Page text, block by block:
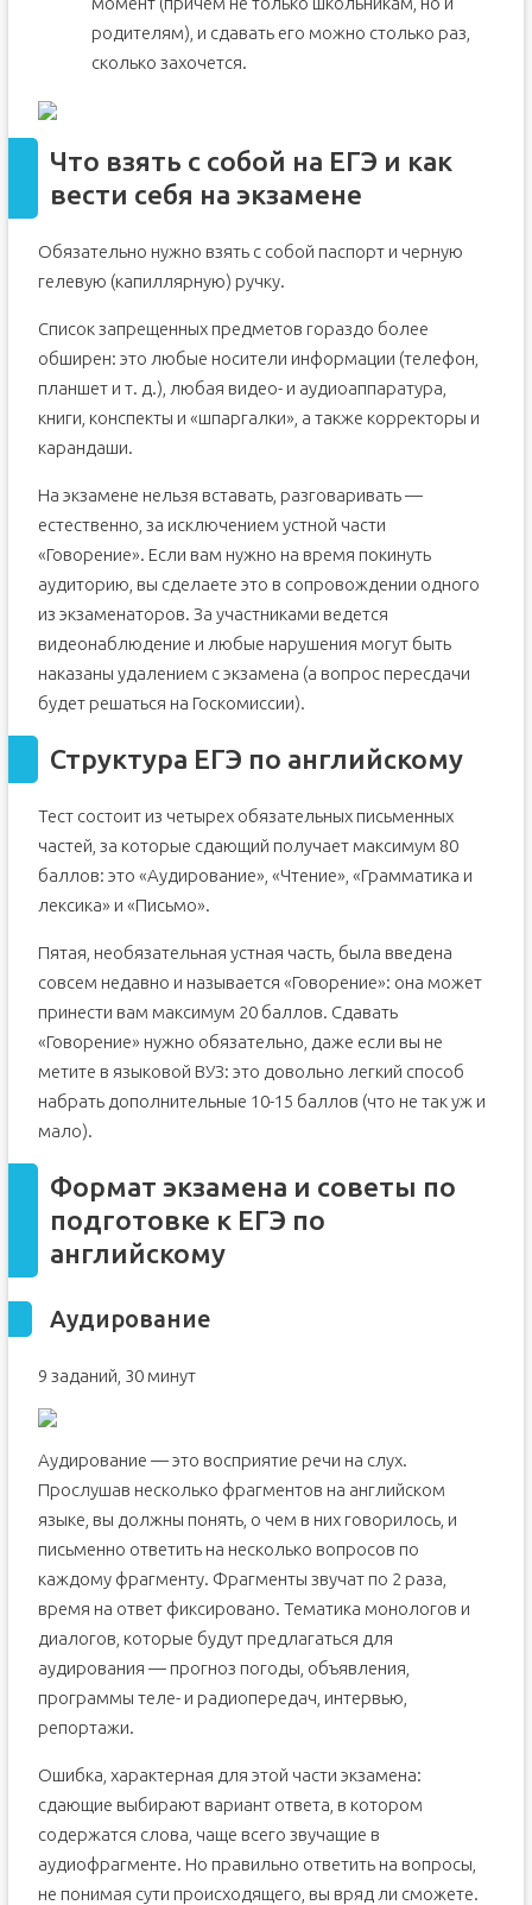
родителям), и сдавать его можно столько раз,
сколько захочется.
Что взять с собой на ЕГЭ и как
вести себя на экзамене
Обязательно нужно взять с собой паспорт и черную
гелевую (капиллярную) ручку.
Список запрещенных предметов гораздо более
обширен: это любые носители информации (телефон,
планшет и т. д.), любая видео- и аудиоаппаратура,
книги, конспекты и «шпаргалки», а также корректоры и
карандаши.
На экзамене нельзя вставать, разговаривать —
естественно, за исключением устной части
«Говорение». Если вам нужно на время покинуть
аудиторию, вы сделаете это в сопровождении одного
из экзаменаторов. За участниками ведется
видеонаблюдение и любые нарушения могут быть
наказаны удалением с экзамена (а вопрос пересдачи
будет решаться на Госкомиссии).
Структура ЕГЭ по английскому
Тест состоит из четырех обязательных письменных
частей, за которые сдающий получает максимум 80
баллов: это «Аудирование», «Чтение», «Грамматика и
лексика» и «Письмо».
Пятая, необязательная устная часть, была введена
совсем недавно и называется «Говорение»: она может
принести вам максимум 20 баллов. Cдавать
«Говорение» нужно обязательно, даже если вы не
метите в языковой ВУЗ: это довольно легкий способ
набрать дополнительные 10-15 баллов (что не так уж и
мало).
Формат экзамена и советы по
подготовке к ЕГЭ по
английскому
Аудирование
9 заданий, 30 минут
Аудирование — это восприятие речи на слух.
Прослушав несколько фрагментов на английском
языке, вы должны понять, о чем в них говорилось, и
письменно ответить на несколько вопросов по
каждому фрагменту. Фрагменты звучат по 2 раза,
время на ответ фиксировано. Тематика монологов и
диалогов, которые будут предлагаться для
аудирования — прогноз погоды, объявления,
программы теле- и радиопередач, интервью,
репортажи.
Ошибка, характерная для этой части экзамена:
сдающие выбирают вариант ответа, в котором
содержатся слова, чаще всего звучащие в
аудиофрагменте. Но правильно ответить на вопросы,
не понимая сути происходящего, вы вряд ли сможете.